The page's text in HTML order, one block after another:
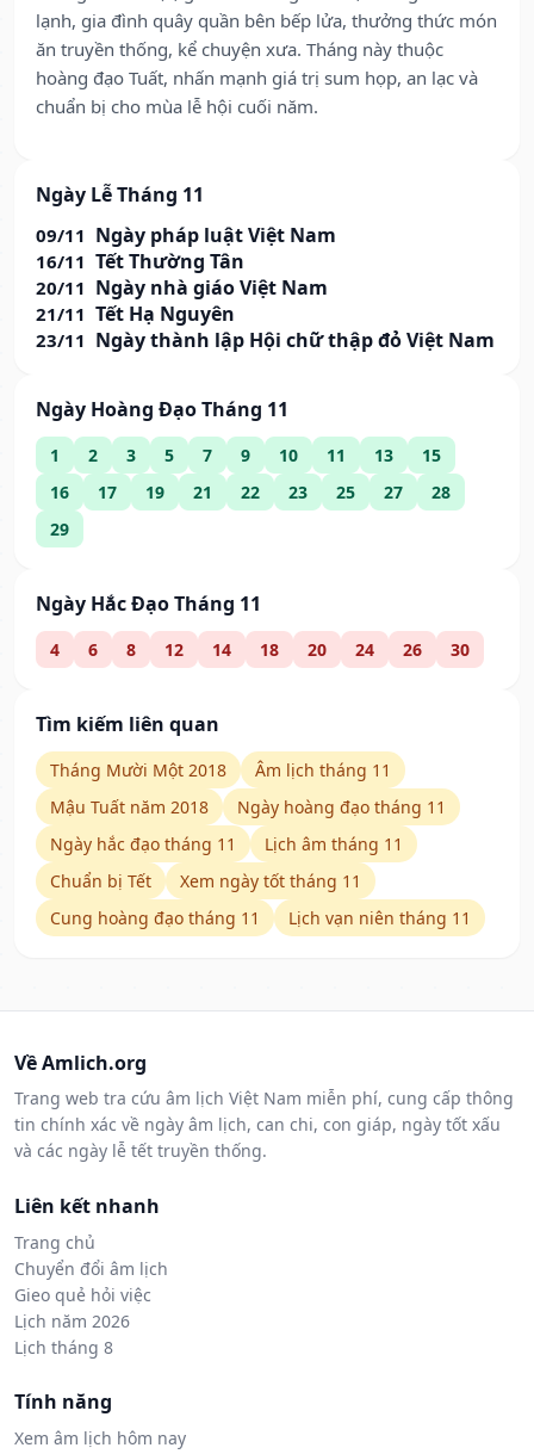
lạnh, gia đình quây quần bên bếp lửa, thưởng thức món
ăn truyền thống, kể chuyện xưa. Tháng này thuộc
hoàng đạo Tuất, nhấn mạnh giá trị sum họp, an lạc và
chuẩn bị cho mùa lễ hội cuối năm.
Ngày Lễ Tháng 11
09/11 Ngày pháp luật Việt Nam
16/11 Tết Thường Tân
20/11 Ngày nhà giáo Việt Nam
21/11 Tết Hạ Nguyên
23/11 Ngày thành lập Hội chữ thập đỏ Việt Nam
Ngày Hoàng Đạo Tháng 11
1 2 3 5 7 9 10 11 13
15
16
17 19 21 22 23 25 27
28
29
Ngày Hắc Đạo Tháng 11
4 6 8 12 14 18 20 24 26 30
Tìm kiếm liên quan
Tháng Mười Một 2018
Âm lịch tháng 11
Mậu Tuất năm 2018
Ngày hoàng đạo tháng 11
Ngày hắc đạo tháng 11
Lịch âm tháng 11
Chuẩn bị Tết
Xem ngày tốt tháng 11
Cung hoàng đạo tháng 11
Lịch vạn niên tháng 11
Về Amlich.org
Trang web tra cứu âm lịch Việt Nam miễn phí, cung cấp thông
tin chính xác về ngày âm lịch, can chi, con giáp, ngày tốt xấu
và các ngày lễ tết truyền thống.
Liên kết nhanh
Trang chủ
Chuyển đổi âm lịch
Gieo quẻ hỏi việc
Lịch năm 2026
Lịch tháng 8
Tính năng
Xem âm lịch hôm nay